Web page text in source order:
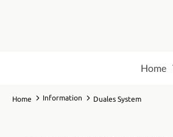
Home
Home Information Duales System